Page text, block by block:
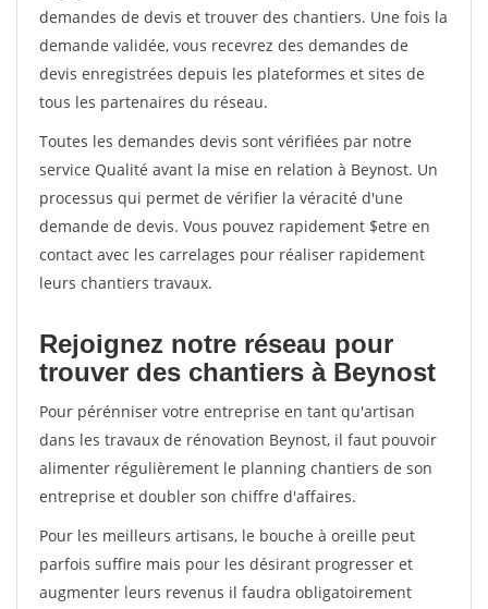
demandes de devis et trouver des chantiers. Une fois la
demande validée, vous recevrez des demandes de
devis enregistrées depuis les plateformes et sites de
tous les partenaires du réseau.
Toutes les demandes devis sont vérifiées par notre
service Qualité avant la mise en relation à Beynost. Un
processus qui permet de vérifier la véracité d'une
demande de devis. Vous pouvez rapidement $etre en
contact avec les carrelages pour réaliser rapidement
leurs chantiers travaux.
Rejoignez notre réseau pour
trouver des chantiers à Beynost
Pour pérénniser votre entreprise en tant qu'artisan
dans les travaux de rénovation Beynost, il faut pouvoir
alimenter régulièrement le planning chantiers de son
entreprise et doubler son chiffre d'affaires.
Pour les meilleurs artisans, le bouche à oreille peut
parfois suffire mais pour les désirant progresser et
augmenter leurs revenus il faudra obligatoirement